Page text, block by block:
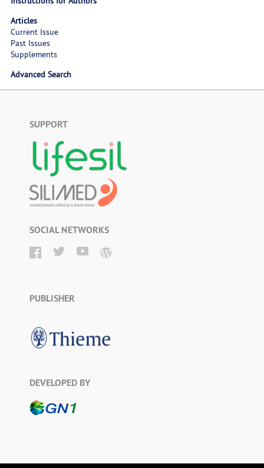
Articles
Current Issue
Past Issues
Supplements
Advanced Search
SUPPORT
SOCIAL NETWORKS
PUBLISHER
DEVELOPED BY